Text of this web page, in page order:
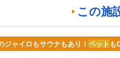
この施
ャイロもサウナもあり！ ペット も